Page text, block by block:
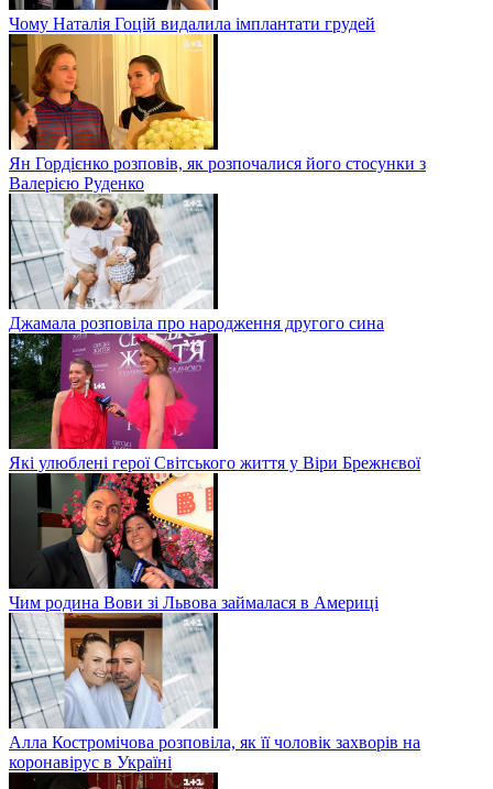
Чому Наталія Гоцій видалила імплантати грудей
Ян Гордієнко розповів, як розпочалися його стосунки з
Валерією Руденко
Джамала розповіла про народження другого сина
Які улюблені герої Світського життя у Віри Брежнєвої
Чим родина Вови зі Львова займалася в Америці
Алла Костромічова розповіла, як її чоловік захворів на
коронавірус в Україні